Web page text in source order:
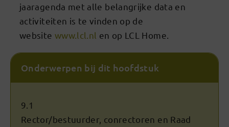
Onderwerpen bij dit hoofdstuk
9.1
Rector/bestuurder, conrectoren en Raad
jaaragenda met alle belangrijke data en
activiteiten is te vinden op de
website www.lcl.nl en op LCL Home.